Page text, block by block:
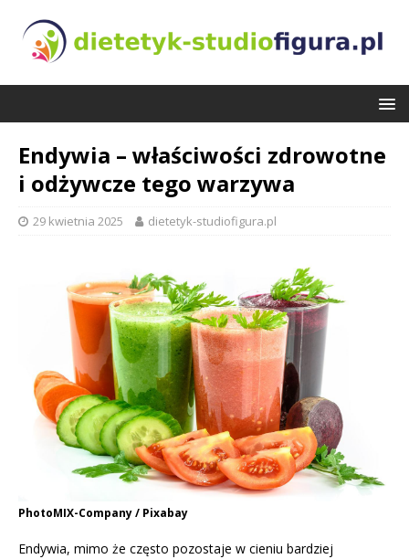
Endywia – właściwości zdrowotne
i odżywcze tego warzywa
29 kwietnia 2025 dietetyk-studiofigura.pl
PhotoMIX-Company / Pixabay
Endywia, mimo że często pozostaje w cieniu bardziej